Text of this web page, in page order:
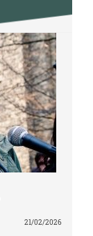
21/02/2026